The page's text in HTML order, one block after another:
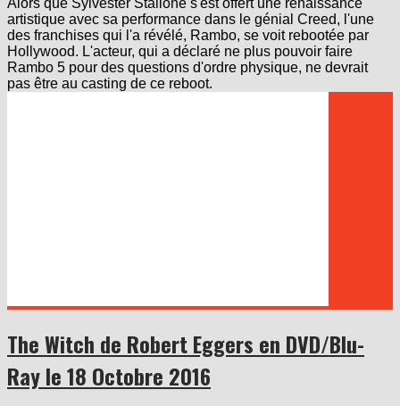
artistique avec sa performance dans le génial Creed, l'une
des franchises qui l'a révélé, Rambo, se voit rebootée par
Hollywood. L'acteur, qui a déclaré ne plus pouvoir faire
Rambo 5 pour des questions d'ordre physique, ne devrait
pas être au casting de ce reboot.
The Witch de Robert Eggers en DVD/Blu-
Ray le 18 Octobre 2016